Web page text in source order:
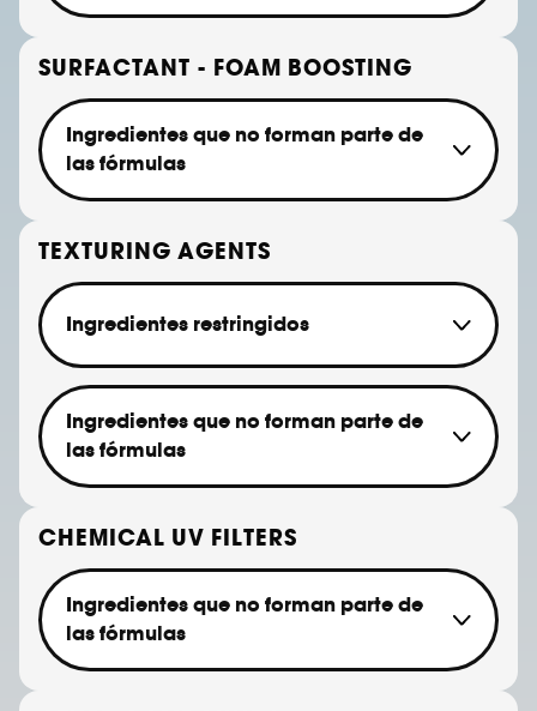
Methylchloroisothiazolinone
Parabens
Resorcinol
Triclosan
Triclocarban
Acetone
Toluene
SURFACTANT - FOAM BOOSTING
Ingredientes que no forman parte de
las fórmulas
Sodium Laureth Sulfate (SLES)
TEXTURING AGENTS
Ingredientes restringidos
Talc
Ingredientes que no forman parte de
las fórmulas
Ethyl methacrylate
Methyl methacrylate
Hydroxypropyl methacrylate
Tetrahydrofurfuryl methacrylate
Trimethylolpropane trimethacrylate
CHEMICAL UV FILTERS
Ingredientes que no forman parte de
las fórmulas